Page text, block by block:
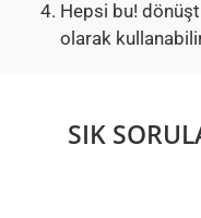
Hepsi bu!
olarak
SIK